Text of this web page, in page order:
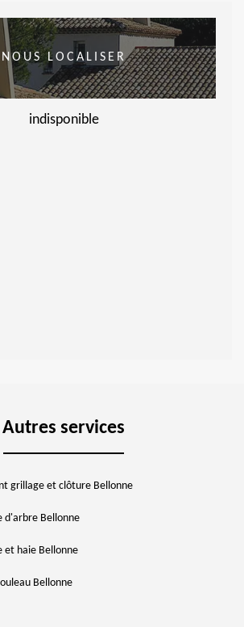
NOUS LOCALISER
indisponible
Autres services
grillage et clôture Bellonne
d'arbre Bellonne
et haie Bellonne
Bellonne